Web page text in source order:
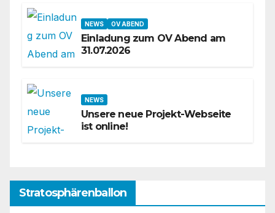
NEWS OV ABEND
Einladung zum OV Abend am
31.07.2026
NEWS
Unsere neue Projekt-Webseite
ist online!
Stratosphärenballon